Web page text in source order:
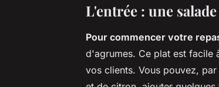
L'entrée : une
Pour commencer votre
d'agrumes. Ce plat est facile
vos clients. Vous pouvez,